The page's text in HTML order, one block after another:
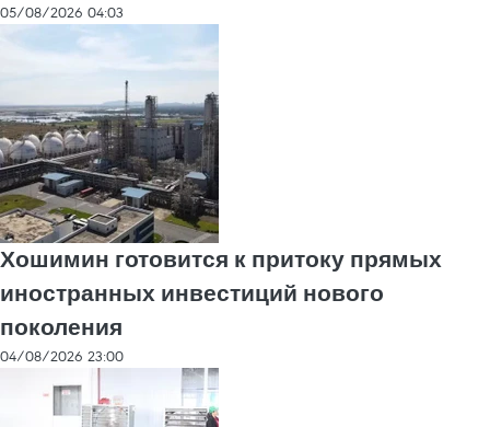
05/08/2026 04:03
Хошимин готовится к притоку прямых
иностранных инвестиций нового
поколения
04/08/2026 23:00